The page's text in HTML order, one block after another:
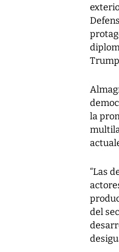
la
“Las
del